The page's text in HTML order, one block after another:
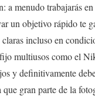
a menudo trabajarás
un objetivo rápido te
incluso en
multiusos como el
y definitivamente
gran parte de la